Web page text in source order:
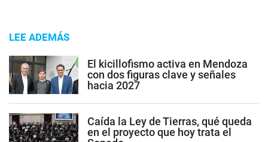
LEE ADEMÁS
El kicillofismo activa en Mendoza
con dos figuras clave y señales
hacia 2027
Caída la Ley de Tierras, qué queda
en el proyecto que hoy trata el